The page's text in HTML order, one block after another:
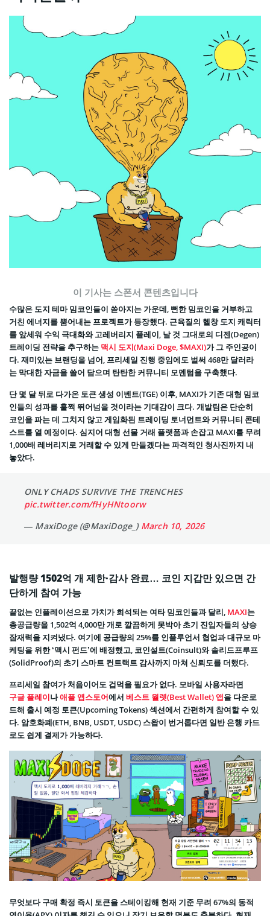
이 기사는 스폰서 콘텐츠입니다
수많은 도지 테마 밈코인들이 쏟아지는 가운데, 뻔한 밈코인을 거부하고
거친 에너지를 뿜어내는 프로젝트가 등장했다. 근육질의 헬창 도지 캐릭터
를 앞세워 수익 극대화와 고레버리지 플레이, 날 것 그대로의 디젠(Degen)
트레이딩 전략을 추구하는 맥시 도지(Maxi Doge, $MAXI)가 그 주인공이
다. 재미있는 브랜딩을 넘어, 프리세일 진행 중임에도 벌써 468만 달러라
는 막대한 자금을 쓸어 담으며 탄탄한 커뮤니티 모멘텀을 구축했다.
단 몇 달 뒤로 다가온 토큰 생성 이벤트(TGE) 이후, MAXI가 기존 대형 밈코
인들의 성과를 훌쩍 뛰어넘을 것이라는 기대감이 크다. 개발팀은 단순히
코인을 파는 데 그치지 않고 게임화된 트레이딩 토너먼트와 커뮤니티 콘테
스트를 열 예정이다. 심지어 대형 선물 거래 플랫폼과 손잡고 MAXI를 무려
1,000배 레버리지로 거래할 수 있게 만들겠다는 파격적인 청사진까지 내
놓았다.
ONLY CHADS SURVIVE THE TRENCHES
pic.twitter.com/fHyHNtoorw
— MaxiDoge (@MaxiDoge_) March 10, 2026
발행량 1502억 개 제한·감사 완료… 코인 지갑만 있으면 간
단하게 참여 가능
끝없는 인플레이션으로 가치가 희석되는 여타 밈코인들과 달리, MAXI는
총공급량을 1,502억 4,000만 개로 깔끔하게 못박아 초기 진입자들의 상승
잠재력을 지켜냈다. 여기에 공급량의 25%를 인플루언서 협업과 대규모 마
케팅을 위한 ‘맥시 펀드’에 배정했고, 코인설트(Coinsult)와 솔리드프루프
(SolidProof)의 초기 스마트 컨트랙트 감사까지 마쳐 신뢰도를 더했다.
프리세일 참여가 처음이어도 겁먹을 필요가 없다. 모바일 사용자라면
구글 플레이나애플 앱스토어에서 베스트 월렛(Best Wallet) 앱을 다운로
드해 출시 예정 토큰(Upcoming Tokens) 섹션에서 간편하게 참여할 수 있
다. 암호화폐(ETH, BNB, USDT, USDC) 스왑이 번거롭다면 일반 은행 카드
로도 쉽게 결제가 가능하다.
무엇보다 구매 확정 즉시 토큰을 스테이킹해 현재 기준 무려 67%의 동적